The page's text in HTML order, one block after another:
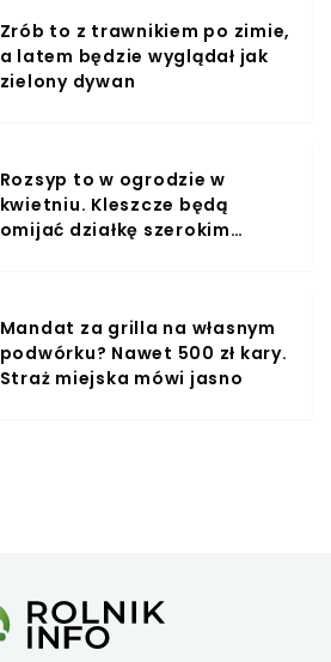
Zrób to z trawnikiem po zimie,
a latem będzie wyglądał jak
zielony dywan
Rozsyp to w ogrodzie w
kwietniu. Kleszcze będą
omijać działkę szerokim
Mandat za grilla na własnym
podwórku? Nawet 500 zł kary.
Straż miejska mówi jasno